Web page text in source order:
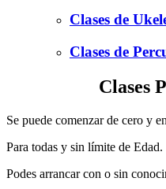
Clases de
Clases de
Clases
Se puede comenzar de cero y
Para todas y sin límite de Edad.
Podes arrancar con o sin